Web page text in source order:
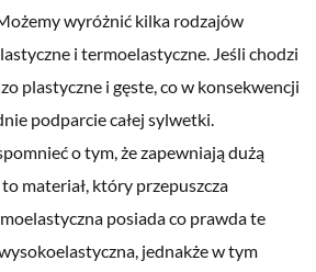
wyróżnić kilka rodzajów
i termoelastyczne. Jeśli chodzi
plastyczne i gęste, co w konsekwencji
podparcie całej sylwetki.
o tym, że zapewniają dużą
materiał, który przepuszcza
posiada co prawda te
jednakże w tym